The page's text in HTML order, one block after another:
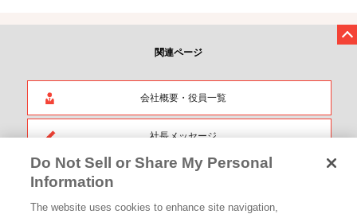
関連ページ
会社概要・役員一覧
社長メッセージ
Glicoからの最新情報を受け取る
Do Not Sell or Share My Personal
Information
The website uses cookies to enhance site navigation,